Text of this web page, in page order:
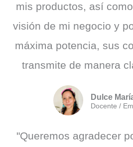
mis productos, así
visión de mi negocio y
máxima potencia, sus
transmite de manera
Dulce
Docente /
"Queremos agradecer